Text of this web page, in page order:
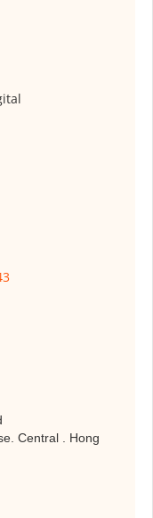
Central . Hong